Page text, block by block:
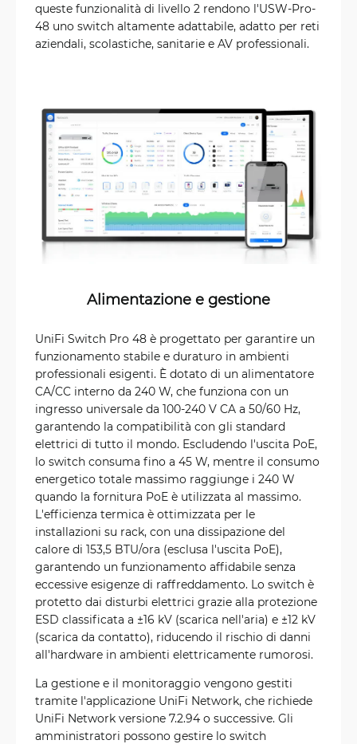
queste funzionalità di livello 2 rendono l'USW-Pro-
48 uno switch altamente adattabile, adatto per reti
aziendali, scolastiche, sanitarie e AV professionali.
Alimentazione e gestione
UniFi Switch Pro 48 è progettato per garantire un
funzionamento stabile e duraturo in ambienti
professionali esigenti. È dotato di un alimentatore
CA/CC interno da 240 W, che funziona con un
ingresso universale da 100-240 V CA a 50/60 Hz,
garantendo la compatibilità con gli standard
elettrici di tutto il mondo. Escludendo l'uscita PoE,
lo switch consuma fino a 45 W, mentre il consumo
energetico totale massimo raggiunge i 240 W
quando la fornitura PoE è utilizzata al massimo.
L'efficienza termica è ottimizzata per le
installazioni su rack, con una dissipazione del
calore di 153,5 BTU/ora (esclusa l'uscita PoE),
garantendo un funzionamento affidabile senza
eccessive esigenze di raffreddamento. Lo switch è
protetto dai disturbi elettrici grazie alla protezione
ESD classificata a ±16 kV (scarica nell'aria) e ±12 kV
(scarica da contatto), riducendo il rischio di danni
all'hardware in ambienti elettricamente rumorosi.
La gestione e il monitoraggio vengono gestiti
tramite l'applicazione UniFi Network, che richiede
UniFi Network versione 7.2.94 o successive. Gli
amministratori possono gestire lo switch